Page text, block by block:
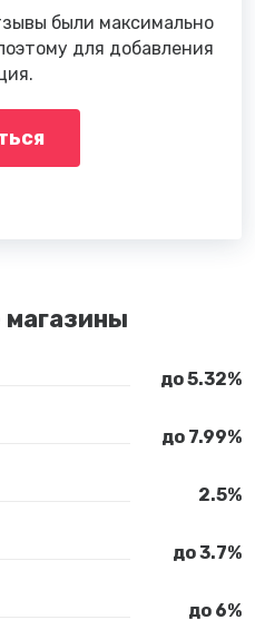
были максимально
для добавления
до 5.32%
до 7.99%
2.5%
до 3.7%
до 6%